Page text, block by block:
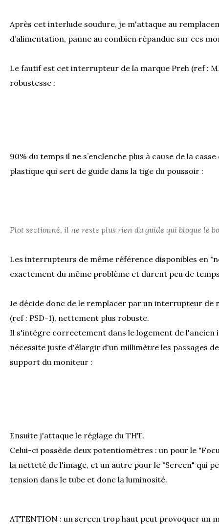
Après cet interlude soudure, je m'attaque au
d’alimentation, panne au combien répandue sur ces
Le fautif est cet interrupteur de la marque Preh (ref :
robustesse :
90% du temps il ne s’enclenche plus à cause de la
plastique qui sert de guide dans la tige du poussoir :
Plot sectionné, il ne reste plus rien du guide qui bloque le
Les interrupteurs de même référence disponibles en
exactement du même problème et durent peu de
Je décide donc de le remplacer par un interrupteur de
(ref : PSD-1), nettement plus robuste.
Il s'intègre correctement dans le logement de
nécessite juste d'élargir d'un millimètre les passages
support du moniteur :
Ensuite j'attaque le réglage du THT.
Celui-ci possède deux potentiomètres : un pour le
la netteté de l'image, et un autre pour le "Screen" qui
tension dans le tube et donc la luminosité.
ATTENTION : un screen trop haut peut provoquer un